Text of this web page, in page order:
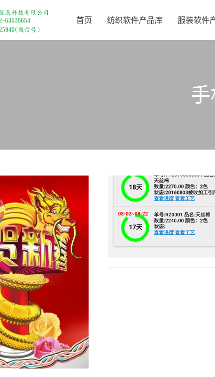
首页 纺织软件产品库 服装软件